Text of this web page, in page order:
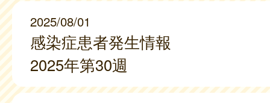
2025/08/01
感染症患者発生情報
2025年第30週